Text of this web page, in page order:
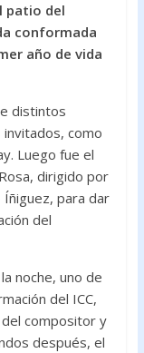
patio del
conformada
año de vida
distintos
como
Luego fue el
dirigido por
para dar
del
noche, uno de
del ICC,
compositor y
después, el